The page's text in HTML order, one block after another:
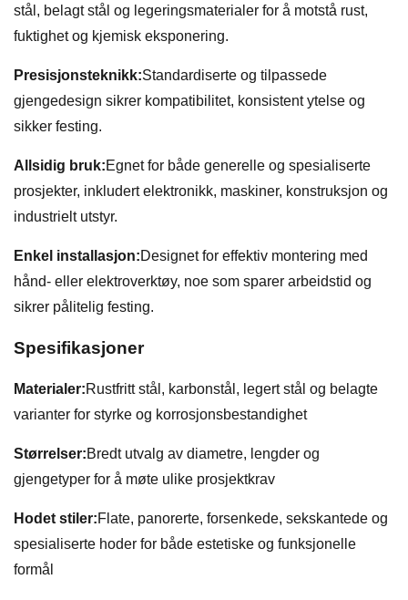
stål, belagt stål og legeringsmaterialer for å motstå rust,
fuktighet og kjemisk eksponering.
Presisjonsteknikk:Standardiserte og tilpassede
gjengedesign sikrer kompatibilitet, konsistent ytelse og
sikker festing.
Allsidig bruk:Egnet for både generelle og spesialiserte
prosjekter, inkludert elektronikk, maskiner, konstruksjon og
industrielt utstyr.
Enkel installasjon:Designet for effektiv montering med
hånd- eller elektroverktøy, noe som sparer arbeidstid og
sikrer pålitelig festing.
Spesifikasjoner
Materialer:Rustfritt stål, karbonstål, legert stål og belagte
varianter for styrke og korrosjonsbestandighet
Størrelser:Bredt utvalg av diametre, lengder og
gjengetyper for å møte ulike prosjektkrav
Hodet stiler:Flate, panorerte, forsenkede, sekskantede og
spesialiserte hoder for både estetiske og funksjonelle
formål